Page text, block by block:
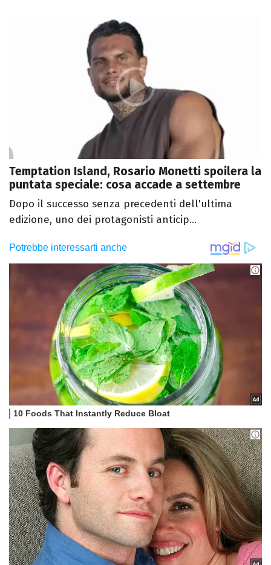
Temptation Island, Rosario Monetti spoilera la
puntata speciale: cosa accade a settembre
Dopo il successo senza precedenti dell'ultima
edizione, uno dei protagonisti anticip...